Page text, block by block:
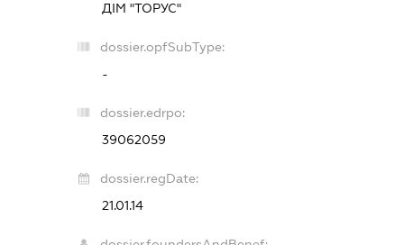
ДІМ "ТОРУС"
dossier.opfSubType:
-
dossier.edrpo:
39062059
dossier.regDate:
21.01.14